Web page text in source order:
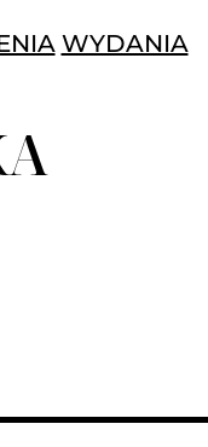
WYDANIA